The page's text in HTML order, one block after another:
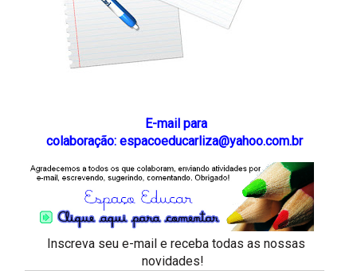
E-mail para
colaboração: espacoeducarliza@yahoo.com.br
Inscreva seu e-mail e receba todas as nossas
novidades!